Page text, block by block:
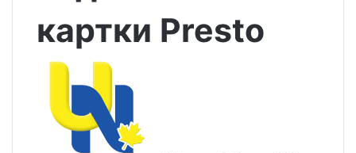
картки Presto